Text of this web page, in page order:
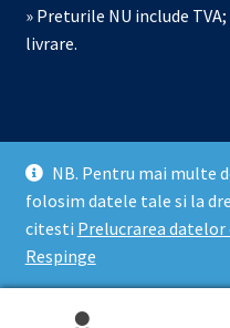
NB. Pentru mai multe
folosim datele tale si la
citesti Prelucrarea datelor
Respinge
» Preturile NU include
livrare.
© Echipamente de
Prelucrarea datelor cu
WooCommerce.